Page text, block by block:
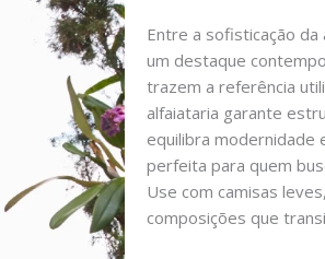
Entre a sofisticação
um destaque
trazem a referência
alfaiataria garante
equilibra modernidade
perfeita para quem
Use com camisas
composições que